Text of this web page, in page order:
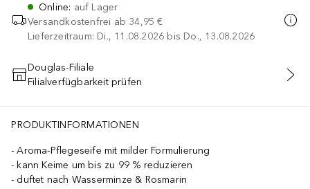
Online: auf Lager
Versandkostenfrei ab 34,95 €
Lieferzeitraum: Di., 11.08.2026 bis Do., 13.08.2026
IN DEN WARENKORB
Douglas-Filiale
Filialverfügbarkeit prüfen
PRODUKTINFORMATIONEN
Aroma-Pflegeseife mit milder Formulierung
kann Keime um bis zu 99 % reduzieren
duftet nach Wasserminze & Rosmarin